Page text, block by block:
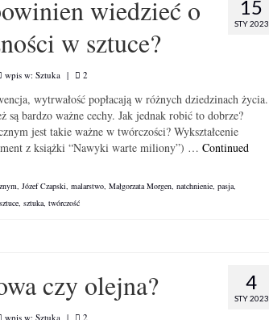
15
STY 2023
wiedzieć o
w sztuce?
wpis w:Sztuka | 2
wytrwałość popłacają w różnych dziedzinach życia.
są bardzo ważne cechy. Jak jednak robić to dobrze?
jest takie ważne w twórczości? Wykształcenie
z książki “Nawyki warte miliony”) …Continued
,Józef Czapski,malarstwo,Małgorzata Morgen,natchnienie,pasja,
,sztuka,twórczość
4
STY 2023
czy olejna?
wpis w:Sztuka | 2